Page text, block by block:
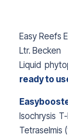
Easy Reefs
Ltr. Becken
Liquid
ready to
Isochrysis
Tetraselmis